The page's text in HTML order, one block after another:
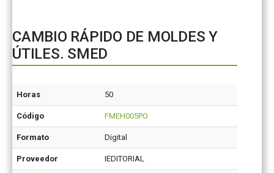
CAMBIO RÁPIDO DE MOLDES Y
ÚTILES. SMED
Horas 50
Código FMEH005PO
Formato Digital
Proveedor IEDITORIAL